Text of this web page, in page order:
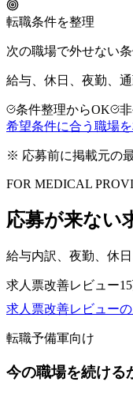
転職条件を整理
次の職場で外せない
給与、休日、夜勤、
条件整理からOK
希望条件に合う職場
※ 応募前に掲載元の
FOR MEDICAL
応募が来ない
給与内訳、夜勤、休
求人票改善レビュー
求人票改善レビュー
転職予備軍向け
今の職場を続ける